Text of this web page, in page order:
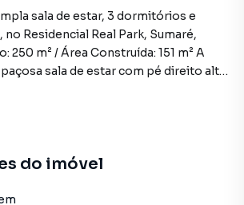
sala de estar, 3 dormitórios e
Residencial Real Park, Sumaré,
250 m² / Área Construída: 151 m² A
sala de estar com pé direito alto,
ambiente único e agradável.A cozinha
três dormitórios, sendo uma suíte
de privacidade e conforto aos
do imóvel